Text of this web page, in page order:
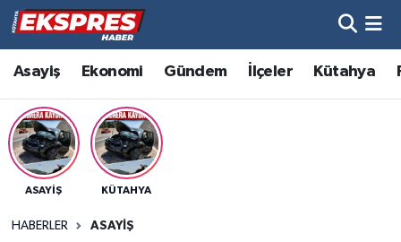
Asayiş Ekonomi Gündem İlçeler Kütahya
ASAYIŞ KÜTAHYA
HABERLER ASAYIŞ
Altıntaş
Asayiş
Aslanapa
Hava Durumu
Trafik Durumu
Süper Lig Puan Durumu ve Fikstür